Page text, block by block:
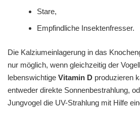
Stare,
Empfindliche Insektenfresser.
Die Kalziumeinlagerung in das
nur möglich, wenn gleichzeitig der
lebenswichtige Vitamin D produzieren
entweder direkte Sonnenbestrahlung,
Jungvogel die UV-Strahlung mit Hilfe